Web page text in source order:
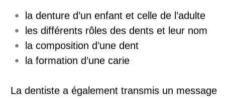
la denture d’un enfant et celle de l’adulte
les différents rôles des dents et leur nom
la composition d’une dent
la formation d’une carie
La dentiste a également transmis un message